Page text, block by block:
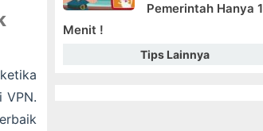
VPN.
Pemerintah Hanya 1
Menit !
Tips Lainnya